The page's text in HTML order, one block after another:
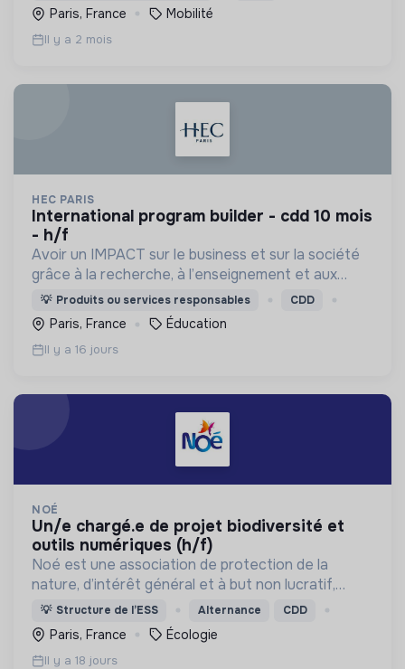
Paris, France Mobilité
Il y a 2 mois
HEC PARIS
international program builder - cdd 10 mois
- h/f
Avoir un IMPACT sur le business et sur la société
grâce à la recherche, à l’enseignement et aux
actions que nous menons, et ainsi contribuer à un
monde plus inclusif, plus durable et plus prospère.
💡 Produits ou services responsables CDD
Paris, France Éducation
Il y a 16 jours
NOÉ
un/e chargé.e de projet biodiversité et
outils numériques (h/f)
Noé est une association de protection de la
nature, d’intérêt général et à but non lucratif,
créée en 2001. Elle déploie en France et à
l’international des actions de sauvegarde de la
biodiversité.
💡 Structure de l’ESS Alternance CDD
Paris, France Écologie
Il y a 18 jours